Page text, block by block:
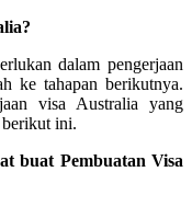
dalam pengerjaan
ke tahapan berikutnya.
visa Australia yang
berikut ini.
buat Pembuatan Visa